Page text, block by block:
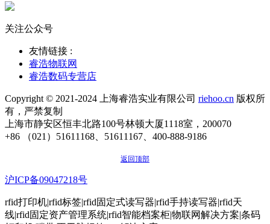
关注公众号
友情链接 :
睿浩物联网
睿浩数码专营店
Copyright © 2021-2024 上海睿浩实业有限公司 riehoo.cn 版权所
有，严禁复制
上海市静安区恒丰北路100号林顿大厦1118室，200070
+86 （021）51611168、51611167、400-888-9186
返回顶部
沪ICP备09047218号
rfid打印机|rfid标签|rfid固定式读写器|rfid手持读写器|rfid天
线|rfid固定资产管理系统|rfid智能档案柜|物联网解决方案|条码